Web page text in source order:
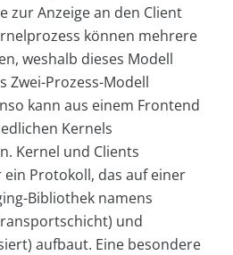
zur Anzeige an den Client
können mehrere
weshalb dieses Modell
Zwei-Prozess-Modell
kann aus einem Frontend
Kernels
Kernel und Clients
Protokoll, das auf einer
Bibliothek namens
und
aufbaut. Eine besondere